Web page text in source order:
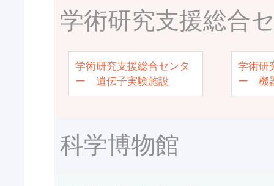
学術研究支援総合
学術研究支援総合センタ
ー 遺伝子実験施設
学術研
ー 機
科学博物館